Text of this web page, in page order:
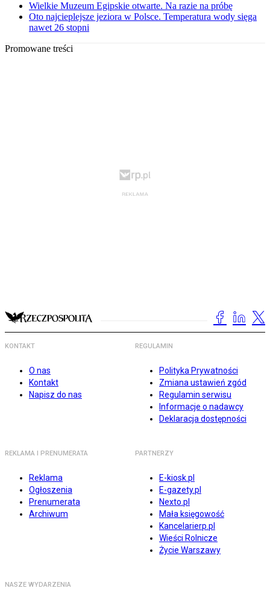
Wielkie Muzeum Egipskie otwarte. Na razie na próbę
Oto najcieplejsze jeziora w Polsce. Temperatura wody sięga
nawet 26 stopni
Promowane treści
KONTAKT
O nas
Kontakt
Napisz do nas
REGULAMIN
Polityka Prywatności
Zmiana ustawień zgód
Regulamin serwisu
Informacje o nadawcy
Deklaracja dostępności
REKLAMA I PRENUMERATA
Reklama
Ogłoszenia
Prenumerata
Archiwum
PARTNERZY
E-kiosk.pl
E-gazety.pl
Nexto.pl
Mała księgowość
Kancelarierp.pl
Wieści Rolnicze
Życie Warszawy
NASZE WYDARZENIA